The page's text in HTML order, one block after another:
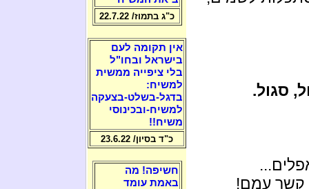
סגול.
כ"ג בתמוז/ 22.7.22
אין תקומה לעם
בישראל ובחו"ל
בלי ציפייה ממשית
למשיח:
בדגל-בשלט-בצעקה
למשיח-ובכינוסי
משיח!!
כ"ד בסיון/ 23.6.22
חשיפה! מה
באמת עומד